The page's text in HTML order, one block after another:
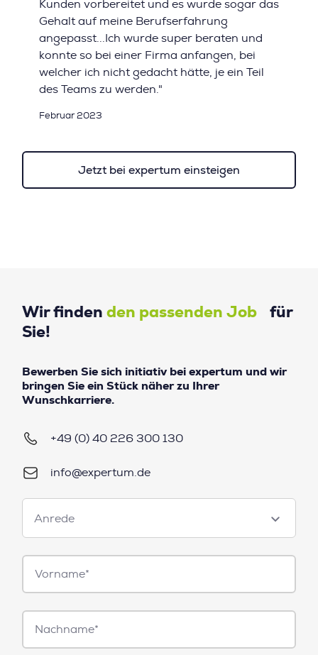
Kunden vorbereitet und es wurde sogar das
Gehalt auf meine Berufserfahrung
angepasst...Ich wurde super beraten und
konnte so bei einer Firma anfangen, bei
welcher ich nicht gedacht hätte, je ein Teil
des Teams zu werden."
Februar 2023
Jetzt bei expertum einsteigen
Wir finden den passenden Job für
Sie!
Bewerben Sie sich initiativ bei expertum und wir
bringen Sie ein Stück näher zu Ihrer
Wunschkarriere.
+49 (0) 40 226 300 130
info@expertum.de
Anrede
Anrede
Vorname*
Nachname*